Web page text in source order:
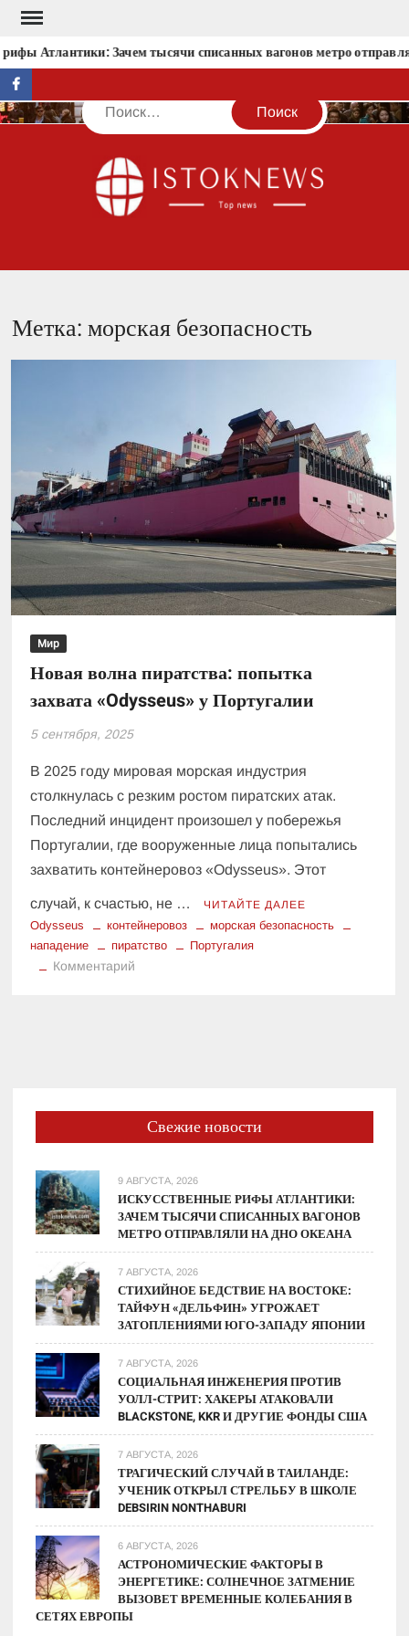
Перейти
содержимому
Атлантики: Зачем тысячи списанных вагонов метро
facebook
Поиск
Метка:морская безопасность
Мир
Новая волна пиратства: попытка
захвата «Odysseus» у Португалии
5 сентября, 2025
В 2025 году мировая морская индустрия
столкнулась с резким ростом пиратских атак.
Последний инцидент произошел у побережья
Португалии, где вооруженные лица попытались
захватить контейнеровоз «Odysseus». Этот
случай, к счастью, не … ЧИТАЙТЕ ДАЛЕЕ
Odysseus контейнеровоз
морская безопасность
нападение
пиратство Португалия
Комментарий
у
Португалии
Свежие новости
9 АВГУСТА, 2026
ИСКУССТВЕННЫЕ РИФЫ АТЛАНТИКИ:
ЗАЧЕМ ТЫСЯЧИ СПИСАННЫХ ВАГОНОВ
МЕТРО ОТПРАВЛЯЛИ НА ДНО ОКЕАНА
7 АВГУСТА, 2026
СТИХИЙНОЕ БЕДСТВИЕ НА ВОСТОКЕ:
ТАЙФУН «ДЕЛЬФИН» УГРОЖАЕТ
ЗАТОПЛЕНИЯМИ ЮГО-ЗАПАДУ ЯПОНИИ
7 АВГУСТА, 2026
СОЦИАЛЬНАЯ ИНЖЕНЕРИЯ ПРОТИВ
УОЛЛ-СТРИТ: ХАКЕРЫ АТАКОВАЛИ
BLACKSTONE, KKR И ДРУГИЕ ФОНДЫ США
7 АВГУСТА, 2026
ТРАГИЧЕСКИЙ СЛУЧАЙ В ТАИЛАНДЕ:
УЧЕНИК ОТКРЫЛ СТРЕЛЬБУ В ШКОЛЕ
DEBSIRIN NONTHABURI
6 АВГУСТА, 2026
АСТРОНОМИЧЕСКИЕ ФАКТОРЫ В
ЭНЕРГЕТИКЕ: СОЛНЕЧНОЕ ЗАТМЕНИЕ
ВЫЗОВЕТ ВРЕМЕННЫЕ КОЛЕБАНИЯ В
СЕТЯХ ЕВРОПЫ